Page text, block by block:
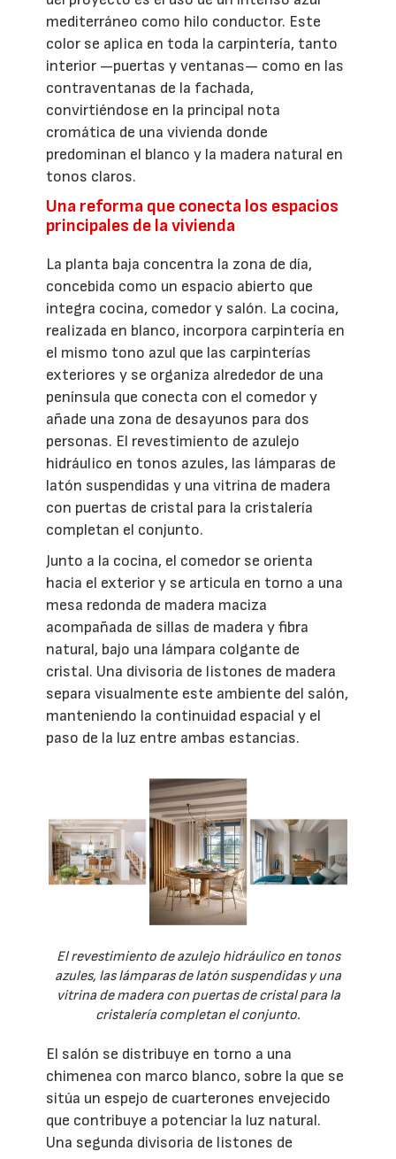
mediterráneo como hilo conductor. Este
color se aplica en toda la carpintería, tanto
interior —puertas y ventanas— como en las
contraventanas de la fachada,
convirtiéndose en la principal nota
cromática de una vivienda donde
predominan el blanco y la madera natural en
tonos claros.
Una reforma que conecta los espacios
principales de la vivienda
La planta baja concentra la zona de día,
concebida como un espacio abierto que
integra cocina, comedor y salón. La cocina,
realizada en blanco, incorpora carpintería en
el mismo tono azul que las carpinterías
exteriores y se organiza alrededor de una
península que conecta con el comedor y
añade una zona de desayunos para dos
personas. El revestimiento de azulejo
hidráulico en tonos azules, las lámparas de
latón suspendidas y una vitrina de madera
con puertas de cristal para la cristalería
completan el conjunto.
Junto a la cocina, el comedor se orienta
hacia el exterior y se articula en torno a una
mesa redonda de madera maciza
acompañada de sillas de madera y fibra
natural, bajo una lámpara colgante de
cristal. Una divisoria de listones de madera
separa visualmente este ambiente del salón,
manteniendo la continuidad espacial y el
paso de la luz entre ambas estancias.
El revestimiento de azulejo hidráulico en tonos
azules, las lámparas de latón suspendidas y una
vitrina de madera con puertas de cristal para la
cristalería completan el conjunto.
El salón se distribuye en torno a una
chimenea con marco blanco, sobre la que se
sitúa un espejo de cuarterones envejecido
que contribuye a potenciar la luz natural.
Una segunda divisoria de listones de